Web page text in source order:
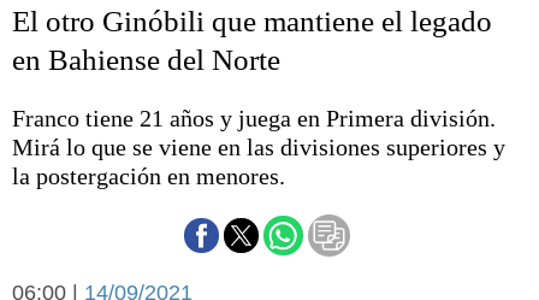
El mundo
Deportes
Escenario Olímpico
Liga del Sur
Básquetbol
Federal A
Arte y cultura
El otro Ginóbili que mantiene el legado
en Bahiense del Norte
Franco tiene 21 años y juega en Primera división.
Mirá lo que se viene en las divisiones superiores y
la postergación en menores.
06:00 | 14/09/2021